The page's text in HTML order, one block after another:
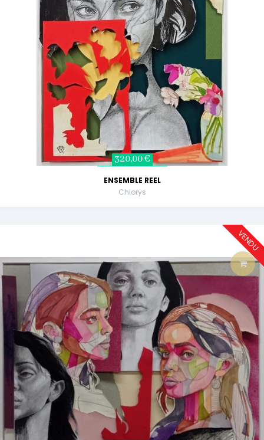
320,00 €
ENSEMBLE REEL
Chlorys
VENDU